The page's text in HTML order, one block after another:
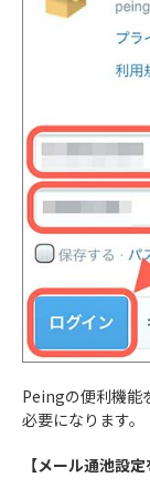
Peingの便利機能
必要になります。
【メール通池設